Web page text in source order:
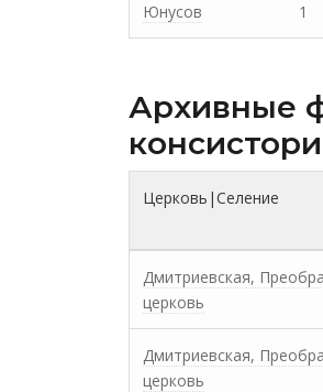
Юнусов 1
Архивные
Церковь|Селение
Дмитриевская,
церковь
Дмитриевская,
церковь